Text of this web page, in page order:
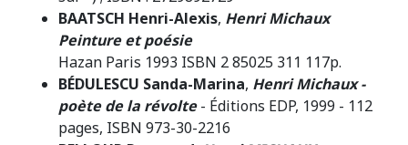
BAATSCH Henri-Alexis, Henri Michaux
Peinture et poésie
Hazan Paris 1993 ISBN 2 85025 311 117p.
BÉDULESCU Sanda-Marina, Henri Michaux -
poète de la révolte- Éditions EDP, 1999 - 112
pages, ISBN 973-30-2216